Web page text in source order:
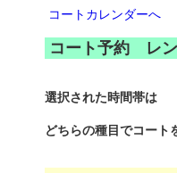
コートカレンダーへ
コート予約 レ
選択された時間帯は
どちらの種目でコート